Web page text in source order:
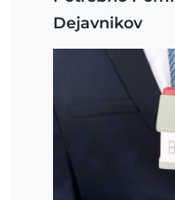
Dejavnikov